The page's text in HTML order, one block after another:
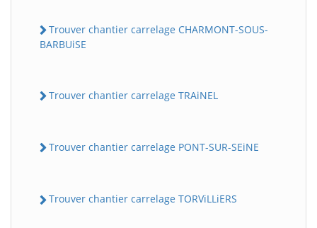
Trouver chantier carrelage CHARMONT-SOUS-
BARBUiSE
Trouver chantier carrelage TRAiNEL
Trouver chantier carrelage PONT-SUR-SEiNE
Trouver chantier carrelage TORViLLiERS